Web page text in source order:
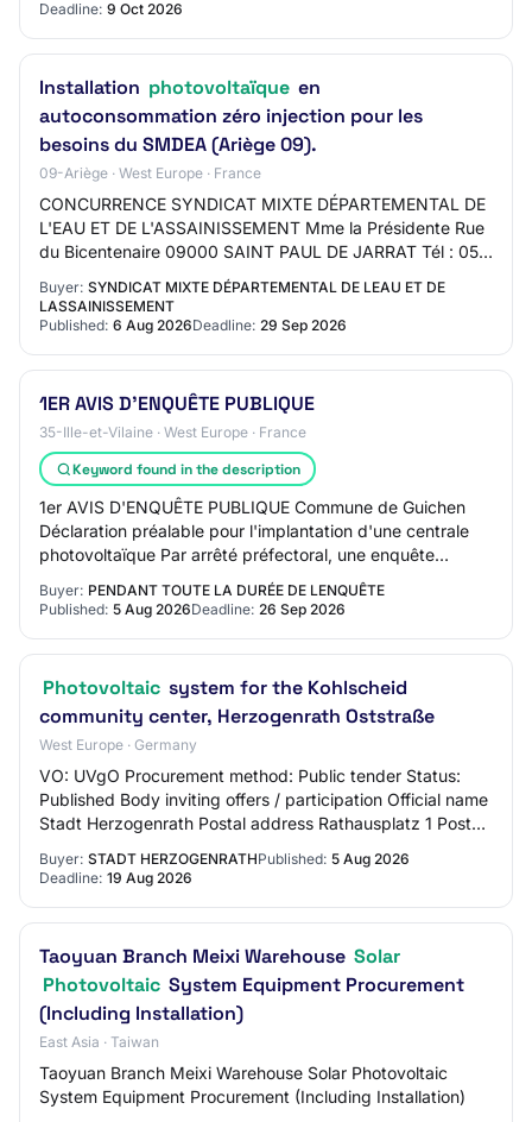
Deadline: 9 Oct 2026
Installation photovoltaïque en
autoconsommation zéro injection pour les
besoins du SMDEA (Ariège 09).
09-Ariège · West Europe · France
CONCURRENCE SYNDICAT MIXTE DÉPARTEMENTAL DE
L'EAU ET DE L'ASSAINISSEMENT Mme la Présidente Rue
du Bicentenaire 09000 SAINT PAUL DE JARRAT Tél : 05
61 04 09 00 - Fax : 05 61 02 95 85 mèl : jl.bedel@sm…
Buyer: SYNDICAT MIXTE DÉPARTEMENTAL DE LEAU ET DE
LASSAINISSEMENT
Published: 6 Aug 2026Deadline: 29 Sep 2026
1ER AVIS D'ENQUÊTE PUBLIQUE
35-Ille-et-Vilaine · West Europe · France
Keyword found in the description
1er AVIS D'ENQUÊTE PUBLIQUE Commune de Guichen
Déclaration préalable pour l'implantation d'une centrale
photovoltaïque Par arrêté préfectoral, une enquête
publique relative à la déclaration préalable…
Buyer: PENDANT TOUTE LA DURÉE DE LENQUÊTE
Published: 5 Aug 2026Deadline: 26 Sep 2026
Photovoltaic system for the Kohlscheid
community center, Herzogenrath Oststraße
West Europe · Germany
VO: UVgO Procurement method: Public tender Status:
Published Body inviting offers / participation Official name
Stadt Herzogenrath Postal address Rathausplatz 1 Postal
Buyer: STADT HERZOGENRATHPublished: 5 Aug 2026
Deadline: 19 Aug 2026
Taoyuan Branch Meixi Warehouse Solar
Photovoltaic System Equipment Procurement
(Including Installation)
East Asia · Taiwan
Taoyuan Branch Meixi Warehouse Solar Photovoltaic
System Equipment Procurement (Including Installation)